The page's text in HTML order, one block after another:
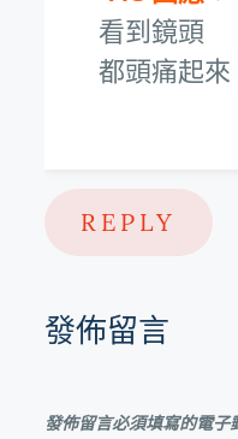
看到鏡頭
都頭痛起來
REPLY
發佈留言
發佈留言必須填寫的電子